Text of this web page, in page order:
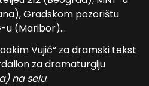
Gradskom pozorištu
u (Maribor)...
Vujić“ za dramski tekst
za dramaturgiju
na selu.